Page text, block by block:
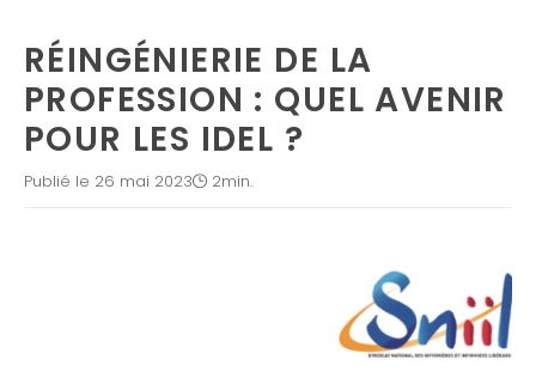
RÉINGÉNIERIE DE LA
PROFESSION : QUEL AVENIR
POUR LES IDEL ?
Publié le 26 mai 2023 2min.